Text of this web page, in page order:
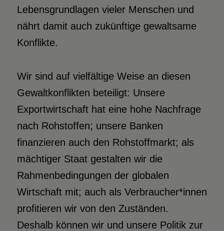
Lebensgrundlagen vieler Menschen und
nährt damit auch zukünftige gewaltsame
Konflikte.
Wir sind auf vielfältige Weise an diesen
Gewaltkonflikten beteiligt: Unsere
Exportwirtschaft hat eine hohe Nachfrage
nach Rohstoffen; unsere Banken
finanzieren auch den Rohstoffmarkt; als
mächtiger Staat gestalten wir die
Rahmenbedingungen der globalen
Wirtschaft mit; auch als Verbraucher*innen
profitieren wir von den Zuständen.
Deshalb können wir und unsere Politik zur